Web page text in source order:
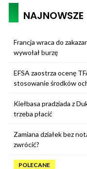
NAJNOWSZE
Francja wraca do
wywołał burzę
EFSA zaostrza ocenę
stosowanie środków
Kiełbasa pradziada z
trzeba płacić
Zamiana działek bez
zwrócić?
POLECANE